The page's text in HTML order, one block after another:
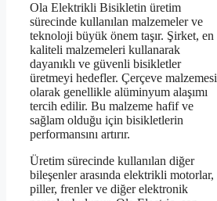
Ola Elektrikli Bisikletin üretim
sürecinde kullanılan malzemeler ve
teknoloji büyük önem taşır. Şirket, en
kaliteli malzemeleri kullanarak
dayanıklı ve güvenli bisikletler
üretmeyi hedefler. Çerçeve malzemesi
olarak genellikle alüminyum alaşımı
tercih edilir. Bu malzeme hafif ve
sağlam olduğu için bisikletlerin
performansını artırır.
Üretim sürecinde kullanılan diğer
bileşenler arasında elektrikli motorlar,
piller, frenler ve diğer elektronik